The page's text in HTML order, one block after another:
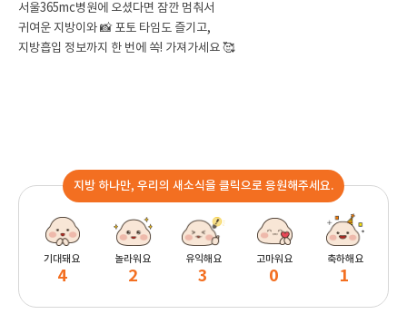
서울365mc병원에 오셨다면 잠깐 멈춰서
귀여운 지방이와 📸 포토 타임도 즐기고,
지방흡입 정보까지 한 번에 쏙! 가져가세요 🥰
지방 하나만, 우리의 새소식을 클릭으로 응원해주세요.
기대돼요
4
놀라워요
2
유익해요
3
고마워요
0
축하해요
1